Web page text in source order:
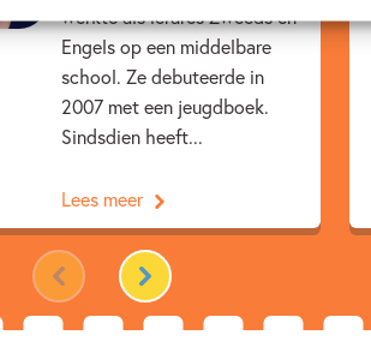
werkte als lerares Zweeds en
Engels op een middelbare
school. Ze debuteerde in
2007 met een jeugdboek.
Sindsdien heeft...
Lees meer